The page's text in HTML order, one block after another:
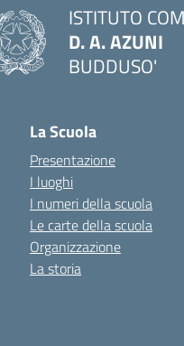
ISTITUTO
D. A. AZUNI
BUDDUSO'
La Scuola
Presentazione
I luoghi
I numeri della scuola
Le carte della scuola
Organizzazione
La storia